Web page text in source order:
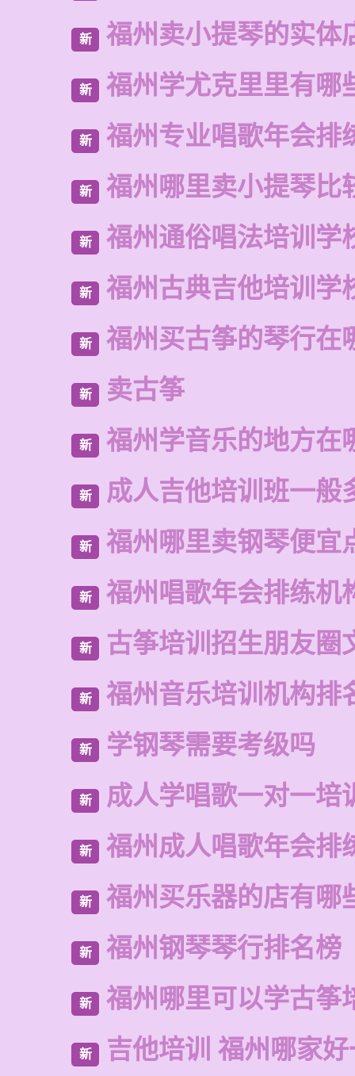
新 福州卖小提琴的实体
新 福州学尤克里里有哪
新 福州专业唱歌年会排
新 福州哪里卖小提琴比
新 福州通俗唱法培训学
新 福州古典吉他培训学
新 福州买古筝的琴行在
新 卖古筝
新 福州学音乐的地方在
新 成人吉他培训班一般
新 福州哪里卖钢琴便宜
新 福州唱歌年会排练机
新 古筝培训招生朋友圈
新 福州音乐培训机构排
新 学钢琴需要考级吗
新 成人学唱歌一对一培
新 福州成人唱歌年会排
新 福州买乐器的店有哪
新 福州钢琴琴行排名榜
新 福州哪里可以学古筝
新 吉他培训 福州哪家